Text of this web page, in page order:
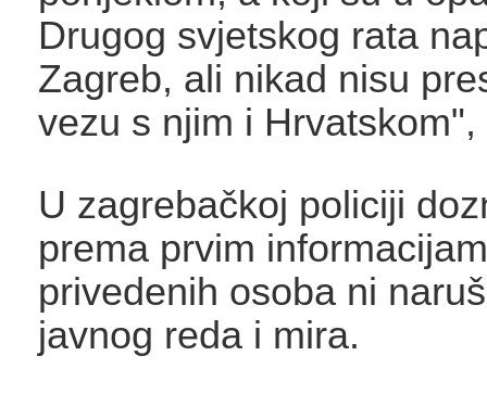
Drugog svjetskog rata
Zagreb, ali nikad nisu
vezu s njim i
U zagrebačkoj policiji
prema prvim
privedenih osoba ni
javnog reda i mira.